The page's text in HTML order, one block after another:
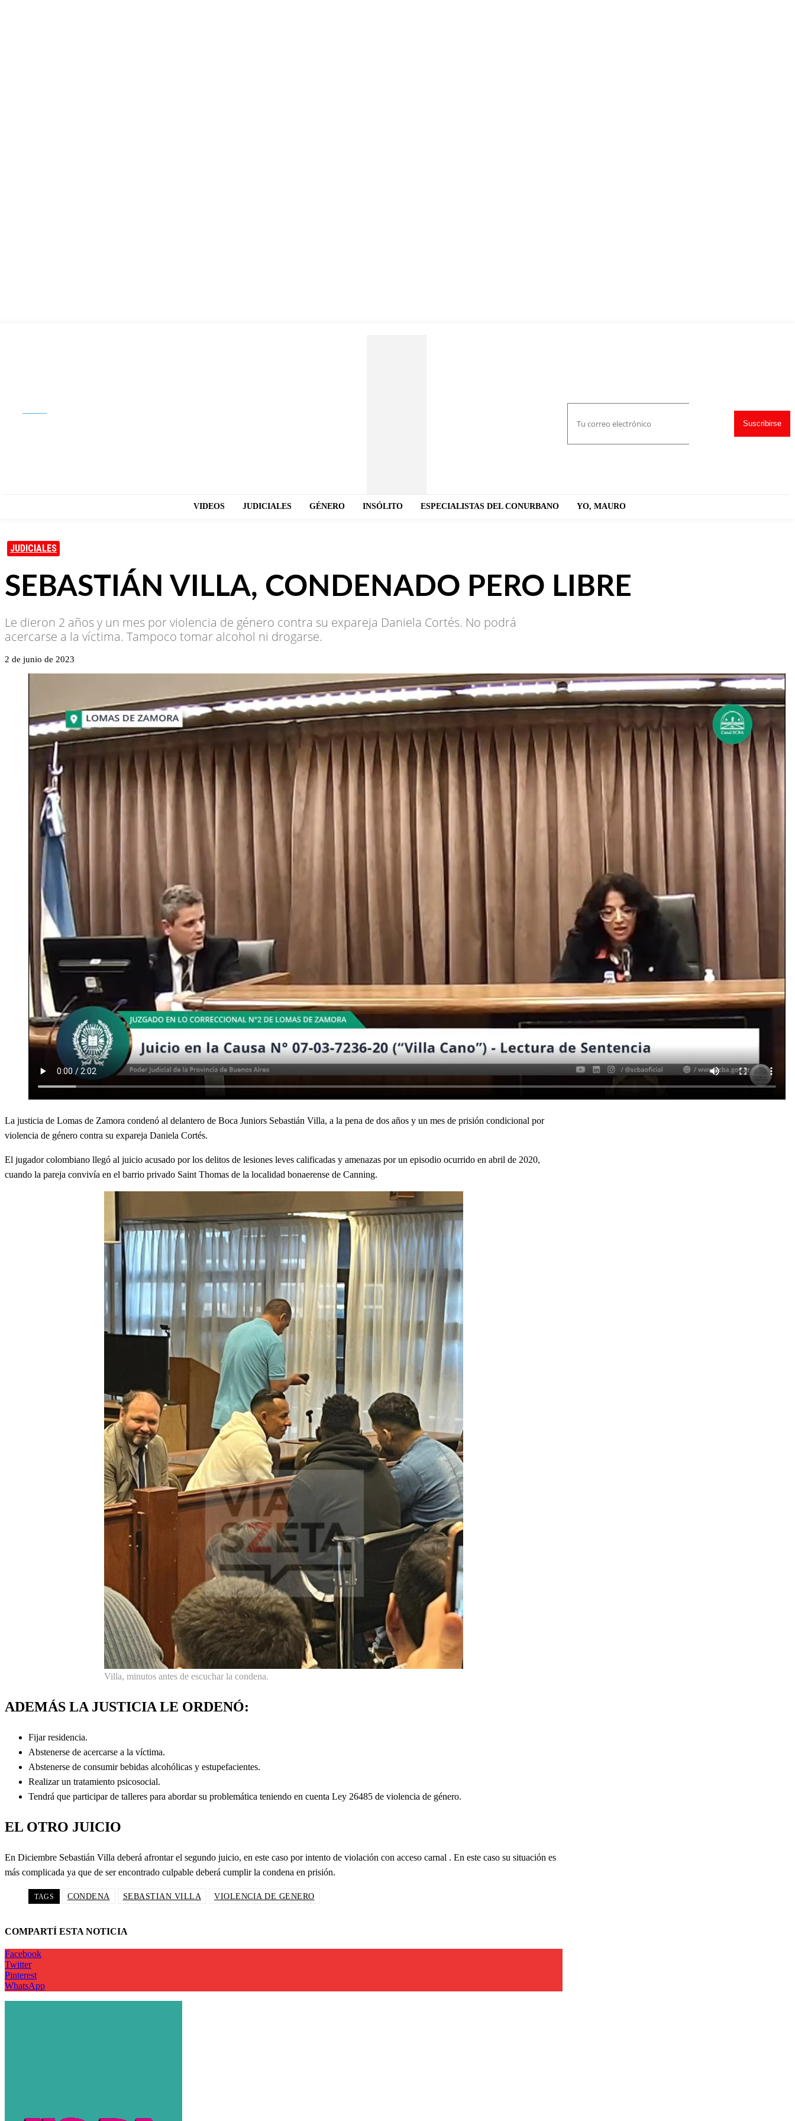
Suscribirse
VIDEOS JUDICIALES GÉNERO INSÓLITO ESPECIALISTAS DEL CONURBANO YO, MAURO
JUDICIALES
SEBASTIÁN VILLA, CONDENADO PERO LIBRE
Le dieron 2 años y un mes por violencia de género contra su expareja Daniela Cortés. No podrá
acercarse a la víctima. Tampoco tomar alcohol ni drogarse.
2 de junio de 2023
La justicia de Lomas de Zamora condenó al delantero de Boca Juniors Sebastián Villa, a la pena de dos años y un mes de prisión condicional por
violencia de género contra su expareja Daniela Cortés.
El jugador colombiano llegó al juicio acusado por los delitos de lesiones leves calificadas y amenazas por un episodio ocurrido en abril de 2020,
cuando la pareja convivía en el barrio privado Saint Thomas de la localidad bonaerense de Canning.
Villa, minutos antes de escuchar la condena.
ADEMÁS LA JUSTICIA LE ORDENÓ:
Fijar residencia.
Abstenerse de acercarse a la víctima.
Abstenerse de consumir bebidas alcohólicas y estupefacientes.
Realizar un tratamiento psicosocial.
Tendrá que participar de talleres para abordar su problemática teniendo en cuenta Ley 26485 de violencia de género.
EL OTRO JUICIO
En Diciembre Sebastián Villa deberá afrontar el segundo juicio, en este caso por intento de violación con acceso carnal . En este caso su situación es
más complicada ya que de ser encontrado culpable deberá cumplir la condena en prisión.
TAGS CONDENA SEBASTIAN VILLA VIOLENCIA DE GENERO
COMPARTÍ ESTA NOTICIA
Facebook
Twitter
Pinterest
WhatsApp